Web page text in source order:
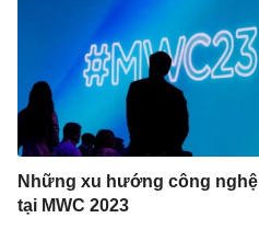
Những xu hướng công nghệ
tại MWC 2023